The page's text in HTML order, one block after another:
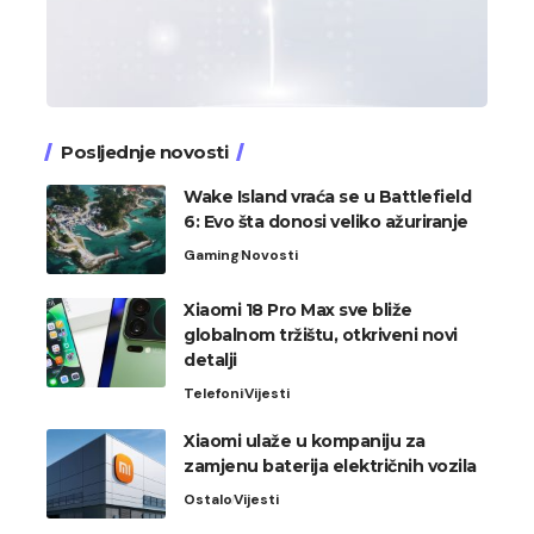
Posljednje novosti
Wake Island vraća se u Battlefield
6: Evo šta donosi veliko ažuriranje
GamingNovosti
Xiaomi 18 Pro Max sve bliže
globalnom tržištu, otkriveni novi
detalji
TelefoniVijesti
Xiaomi ulaže u kompaniju za
zamjenu baterija električnih vozila
OstaloVijesti